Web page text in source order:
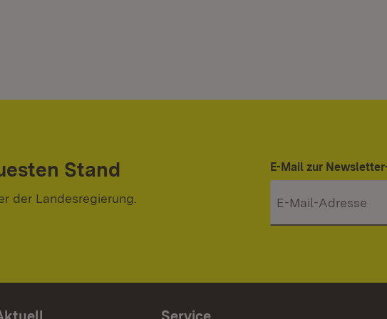
Stand
der Landesregierung.
E-Mail zur